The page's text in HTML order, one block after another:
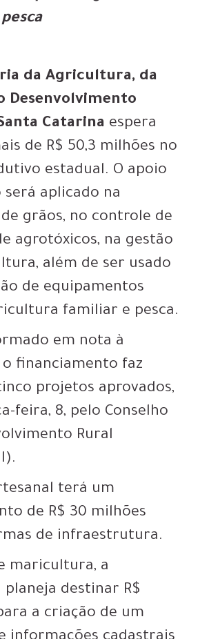
da Agricultura, da
Desenvolvimento
Catarina espera
de R$ 50,3 milhões no
estadual. O apoio
aplicado na
grãos, no controle de
agrotóxicos, na gestão
além de ser usado
de equipamentos
familiar e pesca.
em nota à
o financiamento faz
projetos aprovados,
feira, 8, pelo Conselho
Rural
terá um
de R$ 30 milhões
de infraestrutura.
maricultura, a
destinar R$
a criação de um